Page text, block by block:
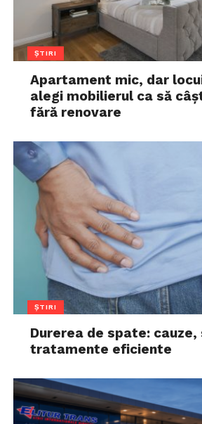
ȘTIRI
Apartament mic, dar
alegi mobilierul ca să
fără renovare
ȘTIRI
Durerea de spate:
tratamente eficiente